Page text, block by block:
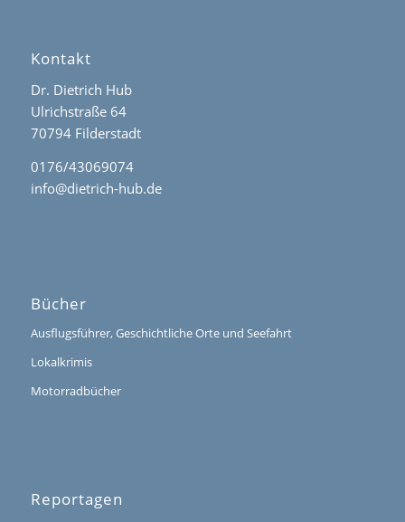
Kontakt
Dr. Dietrich Hub
Ulrichstraße 64
70794 Filderstadt
0176/43069074
info@dietrich-hub.de
Bücher
Ausflugsführer, Geschichtliche Orte und Seefahrt
Lokalkrimis
Motorradbücher
Reportagen